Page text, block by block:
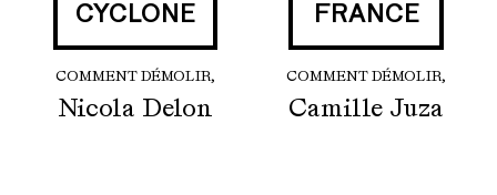
CYCLONE
COMMENT DÉMOLIR,
Nicola Delon
FRANCE
COMMENT DÉMOLIR,
Camille Juza